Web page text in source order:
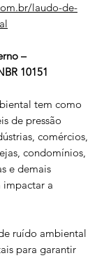
laudo-de-
–
10151
tem como
de pressão
comércios,
condomínios,
e demais
impactar a
ruído ambiental
para garantir